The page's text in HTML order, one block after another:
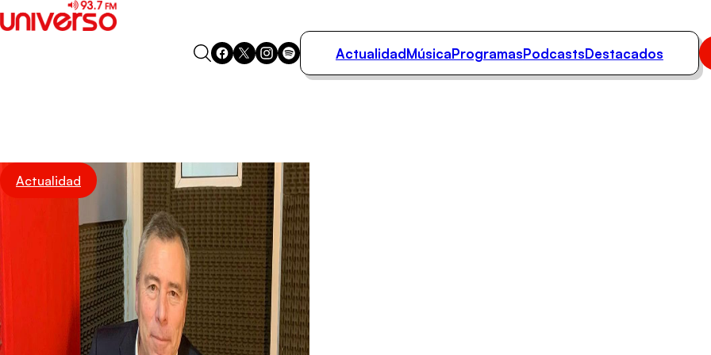
Podcasts
Destacados
ActualidadMúsicaProgramasPodcastsDestacados
Actualidad